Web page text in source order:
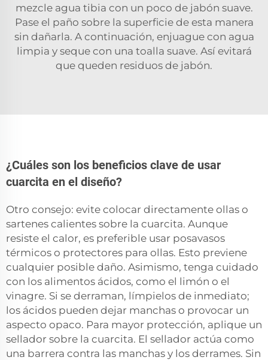
mezcle agua tibia con un poco de jabón suave.
Pase el paño sobre la superficie de esta manera
sin dañarla. A continuación, enjuague con agua
limpia y seque con una toalla suave. Así evitará
que queden residuos de jabón.
¿Cuáles son los beneficios clave de usar
cuarcita en el diseño?
Otro consejo: evite colocar directamente ollas o
sartenes calientes sobre la cuarcita. Aunque
resiste el calor, es preferible usar posavasos
térmicos o protectores para ollas. Esto previene
cualquier posible daño. Asimismo, tenga cuidado
con los alimentos ácidos, como el limón o el
vinagre. Si se derraman, límpielos de inmediato;
los ácidos pueden dejar manchas o provocar un
aspecto opaco. Para mayor protección, aplique un
sellador sobre la cuarcita. El sellador actúa como
una barrera contra las manchas y los derrames. Sin